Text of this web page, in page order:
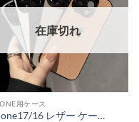
在庫切れ
用ケース
iphone17/16 レザー ケース iphone16pro/15pro ケース 高級 おすすめ iphone17pro/15/14 ケース 人気 女性 30 代 iphone16plus ケースおすすめ スマホケース メンズ おしゃれ R329